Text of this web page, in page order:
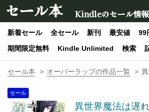
セール本 Kindleのセール情
新着セール 全セール 新刊 最安値 99
期間限定無料
Kindle Unlimited 検索
セール本 オーバーラップの作品一覧
セール
異世界魔法は遅